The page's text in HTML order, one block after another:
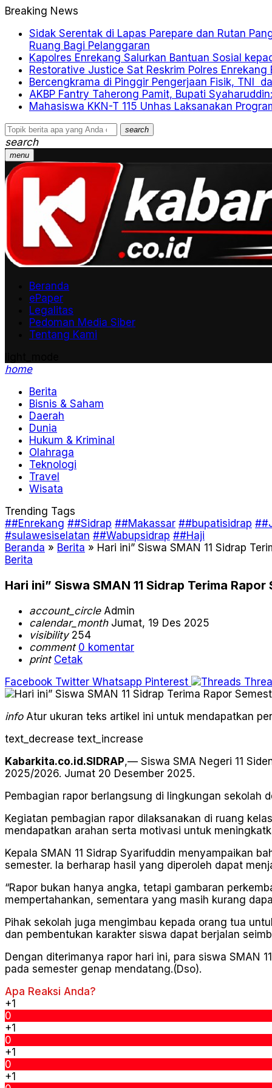
Breaking News
Sidak Serentak di Lapas Parepare dan Rutan
Ruang Bagi Pelanggaran
Kapolres Enrekang Salurkan Bantuan Sosial
Restorative Justice Sat Reskrim Polres
Bercengkrama di Pinggir Pengerjaan Fisik, TNI
AKBP Fantry Taherong Pamit, Bupati
Mahasiswa KKN-T 115 Unhas Laksanakan
search
search
menu
Beranda
ePaper
Legalitas
Pedoman Media Siber
Tentang Kami
home
Berita
Bisnis & Saham
Daerah
Dunia
Hukum & Kriminal
Olahraga
Teknologi
Travel
Wisata
Trending Tags
##Enrekang ##Sidrap ##Makassar ##bupatisidrap
#sulawesiselatan ##Wabupsidrap ##Haji
Beranda » Berita » Hari ini” Siswa SMAN 11 Sidrap
Berita
Hari ini” Siswa SMAN 11 Sidrap Terima Rapor
account_circleAdmin
calendar_monthJumat, 19 Des 2025
visibility254
comment 0 komentar
print Cetak
Facebook Twitter Whatsapp Pinterest
infoAtur ukuran teks artikel ini untuk mendapatkan
text_decrease text_increase
Kabarkita.co.id.SIDRAP,— Siswa SMA Negeri 11
2025/2026. Jumat 20 Desember 2025.
Pembagian rapor berlangsung di lingkungan sekolah
Kegiatan pembagian rapor dilaksanakan di ruang
mendapatkan arahan serta motivasi untuk
Kepala SMAN 11 Sidrap Syarifuddin menyampaikan
semester. Ia berharap hasil yang diperoleh dapat
“Rapor bukan hanya angka, tetapi gambaran
mempertahankan, sementara yang masih kurang
Pihak sekolah juga mengimbau kepada orang tua
dan pembentukan karakter siswa dapat berjalan
Dengan diterimanya rapor hari ini, para siswa SMAN
pada semester genap mendatang.(Dso).
Apa Reaksi Anda?
+1
0
+1
0
+1
0
+1